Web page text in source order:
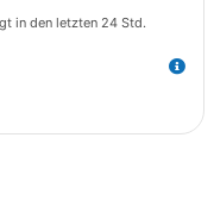
in den letzten 24 Std.